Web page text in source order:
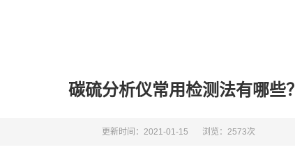
碳硫分析仪常用检测法有哪些？
更新时间：2021-01-15 浏览：2573次